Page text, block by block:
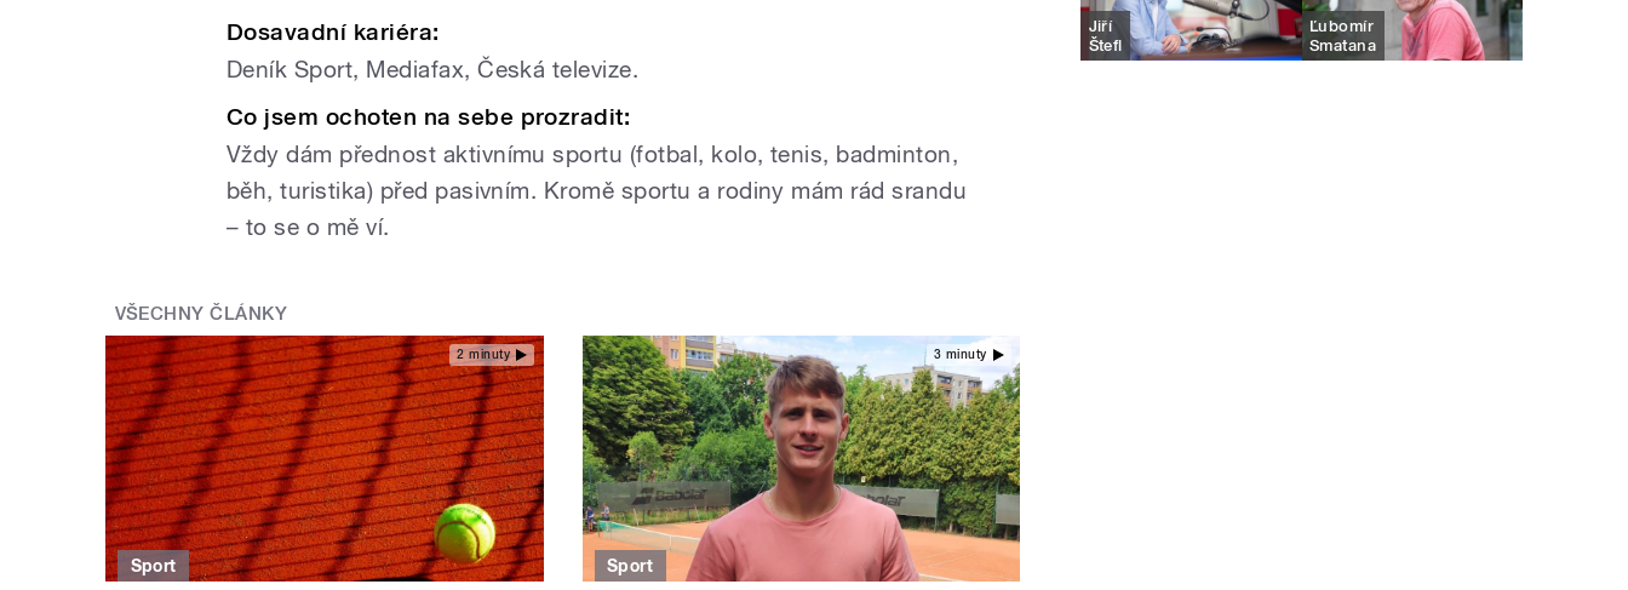
Dosavadní kariéra:
Deník Sport, Mediafax, Česká televize.
Co jsem ochoten na sebe prozradit:
Vždy dám přednost aktivnímu sportu (fotbal, kolo, tenis, badminton,
běh, turistika) před pasivním. Kromě sportu a rodiny mám rád srandu
– to se o mě ví.
VŠECHNY ČLÁNKY
2 minuty
Sport
3 minuty
Sport
Jiří
Štefl
Ľubomír
Smatana